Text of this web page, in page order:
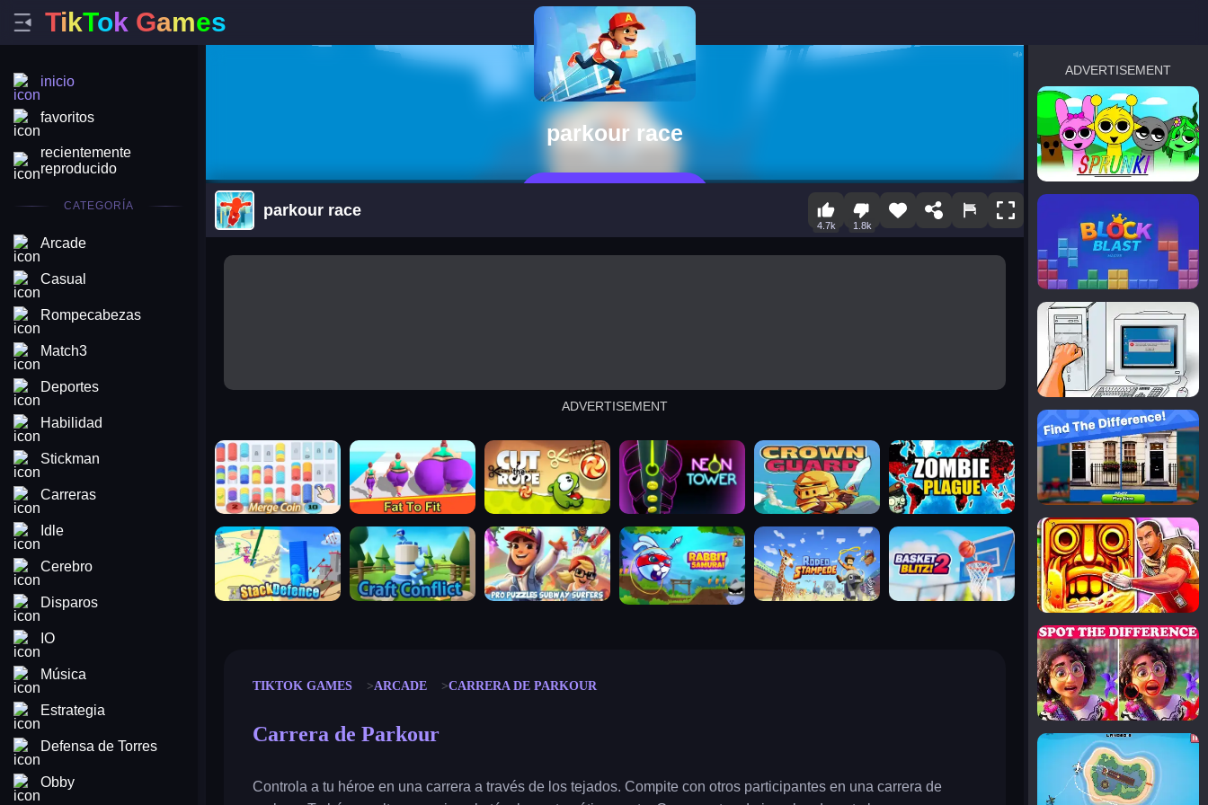
TikTok Games
inicio
favoritos
recientemente
reproducido
CATEGORÍA
Arcade
Casual
Rompecabezas
Match3
Deportes
Habilidad
Stickman
Carreras
Idle
Cerebro
Disparos
IO
Música
Estrategia
Defensa de Torres
Obby
parkour race
parkour race
4.7k 1.8k
arena king
ADVERTISEMENT
merge coin fat to fit cut the rope neon tower crown guard zombie plague
stack defence craft conflict subway surfers rabbit samurai rodeo stampede basket blitz
TIKTOK GAMES ARCADE CARRERA DE PARKOUR
Carrera de Parkour
Controla a tu héroe en una carrera a través de los tejados. Compite con otros participantes en una carrera de
ADVERTISEMENT
sprunki
Blocky Blast!
smash it
notice the difference
temple run 2
spot the differences
silly sky